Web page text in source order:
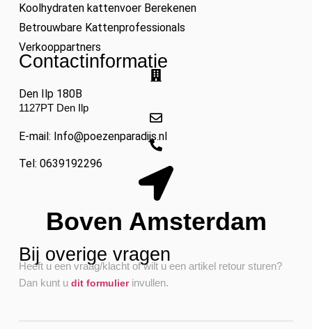
Koolhydraten kattenvoer Berekenen
Betrouwbare Kattenprofessionals
Verkooppartners
Contactinformatie
Den Ilp 180B
1127PT Den Ilp
E-mail: Info@poezenparadijs.nl
Tel: 0639192296
Boven Amsterdam
Bij overige vragen
Heeft u een vraag/klacht of wilt u een artikel retour sturen?
Dan kunt u dit formulierinvullen.